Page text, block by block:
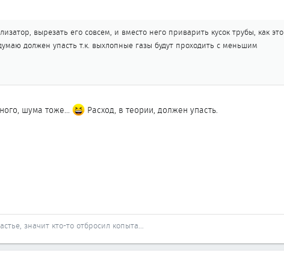
вырезать его совсем, и вместо него приварить кусок трубы, как это
должен упасть т.к. выхлопные газы будут проходить с меньшим
шума тоже... Расход, в теории, должен упасть.
значит кто-то отбросил копыта...